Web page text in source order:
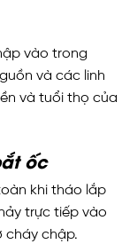
vào trong
và các linh
và tuổi thọ của
ốc
khi tháo lắp
trực tiếp vào
cháy chập.